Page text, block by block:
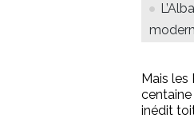
Mais les
inédit